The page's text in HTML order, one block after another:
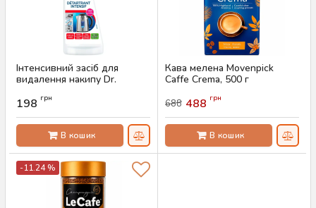
Інтенсивний засіб для
видалення накипу Dr.
Артикул:
198 грн
В кошик
Кава мелена Movenpick
Caffe Crema, 500 г
688 488 грн
В кошик
-11.24 %